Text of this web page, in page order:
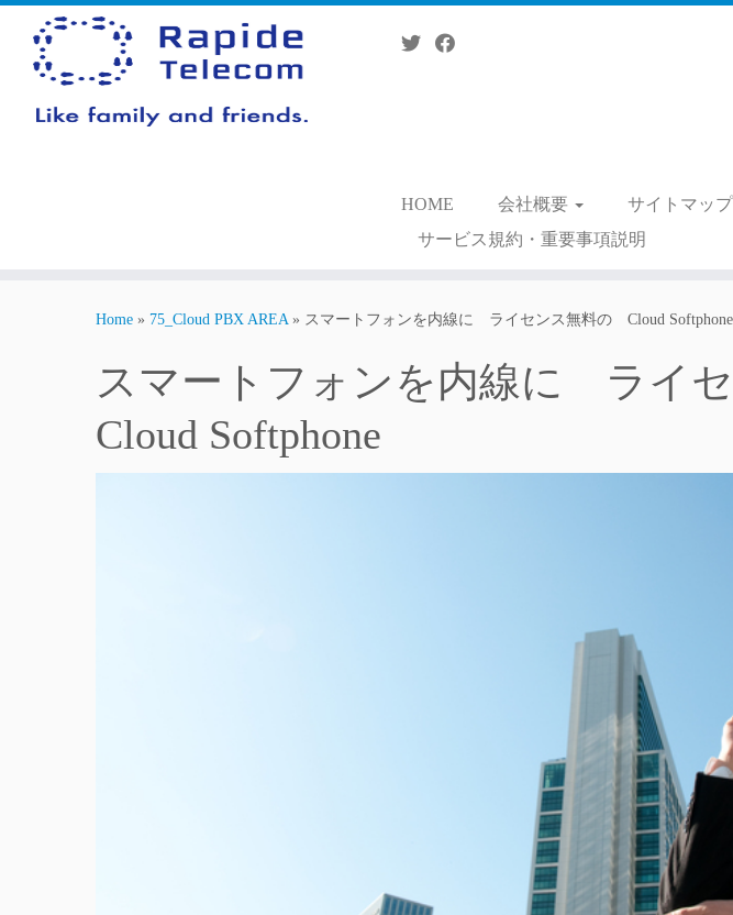
Skip
content
HOME 会社概要 サイトマッ
サービス規約・重要事項説明
Home » 75_Cloud PBX AREA » スマートフォンを内線に ライセンス無料の Cloud
スマートフォンを内線に ライ
Cloud Softphone